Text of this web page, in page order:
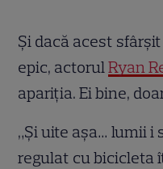
Și dacă acest
epic, actorulRyan
apariția. Ei bine,
„Și uite așa… lumii
regulat cu bicicleta